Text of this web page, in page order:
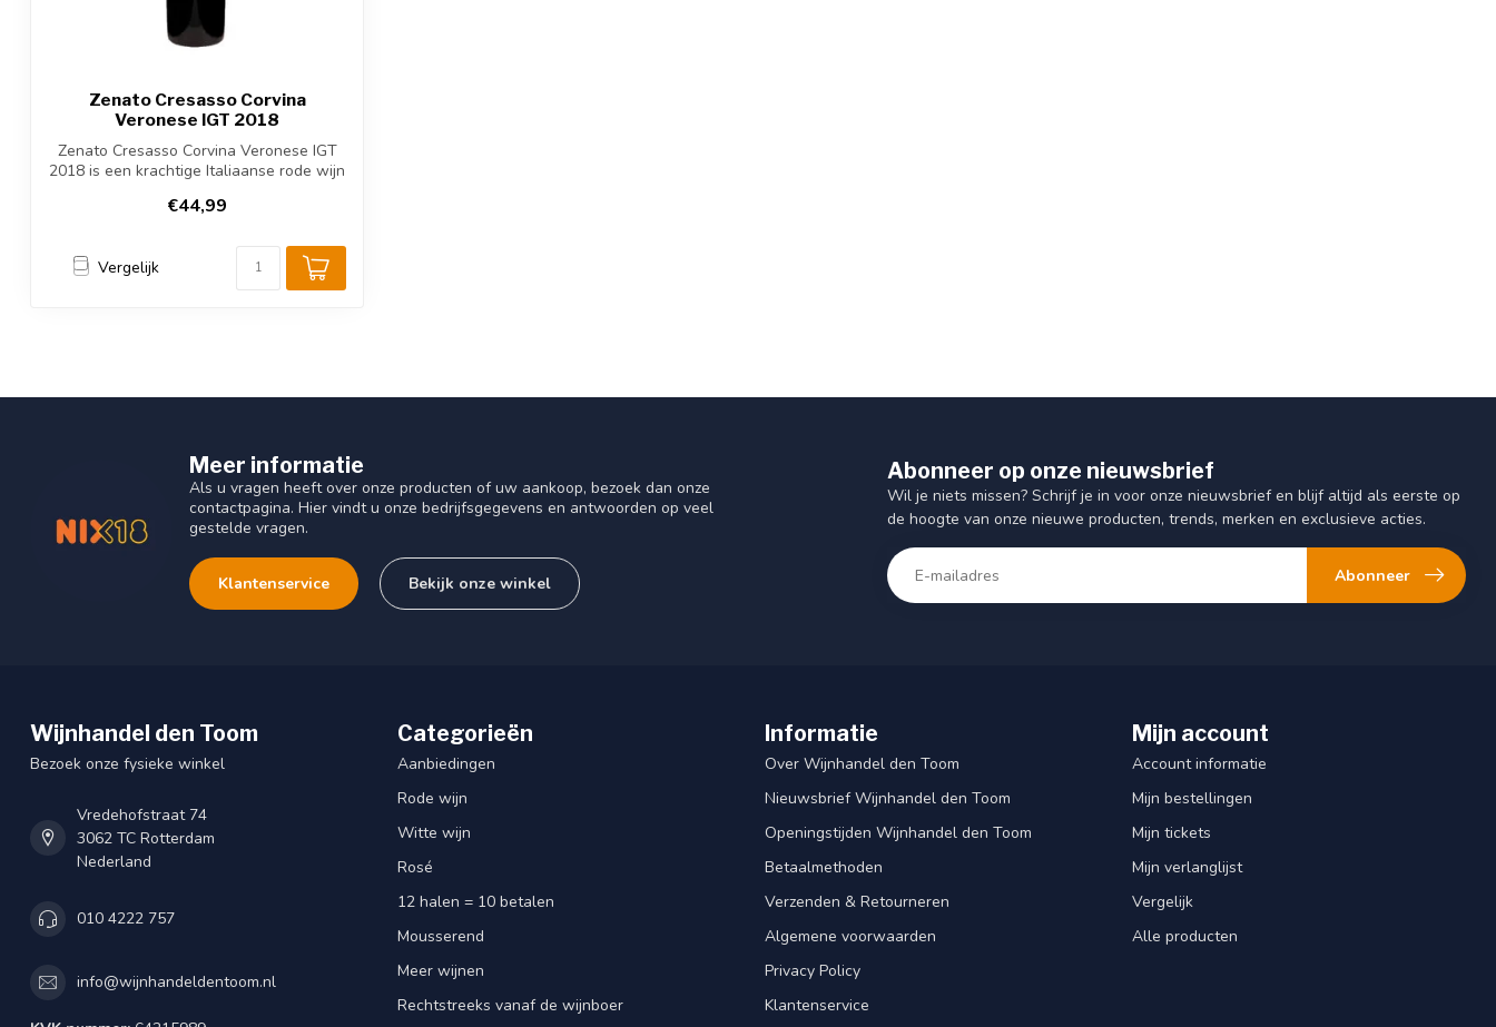
Zenato Cresasso Corvina
Veronese IGT 2018
Zenato Cresasso Corvina Veronese IGT
2018 is een krachtige Italiaanse rode wijn
€44,99
Vergelijk
Meer informatie
Als u vragen heeft over onze producten of uw aankoop, bezoek dan onze
contactpagina. Hier vindt u onze bedrijfsgegevens en antwoorden op veel
gestelde vragen.
Klantenservice Bekijk onze winkel
Abonneer op onze nieuwsbrief
Wil je niets missen? Schrijf je in voor onze nieuwsbrief en blijf altijd als eerste op
de hoogte van onze nieuwe producten, trends, merken en exclusieve acties.
Abonneer
Wijnhandel den Toom
Bezoek onze fysieke winkel
Vredehofstraat 74
3062 TC Rotterdam
Nederland
010 4222 757
info@wijnhandeldentoom.nl
Categorieën
Aanbiedingen
Rode wijn
Witte wijn
Rosé
12 halen = 10 betalen
Mousserend
Meer wijnen
Rechtstreeks vanaf de wijnboer
Informatie
Over Wijnhandel den Toom
Nieuwsbrief Wijnhandel den Toom
Openingstijden Wijnhandel den Toom
Betaalmethoden
Verzenden & Retourneren
Algemene voorwaarden
Privacy Policy
Klantenservice
Mijn account
Account informatie
Mijn bestellingen
Mijn tickets
Mijn verlanglijst
Vergelijk
Alle producten